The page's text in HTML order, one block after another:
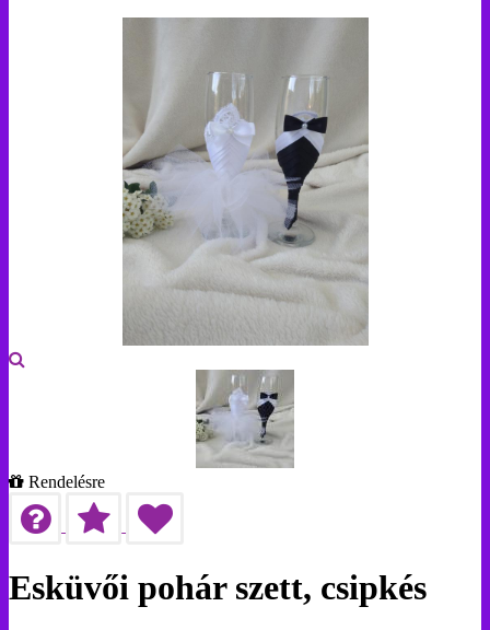
Rendelésre
Esküvői pohár szett, csipkés